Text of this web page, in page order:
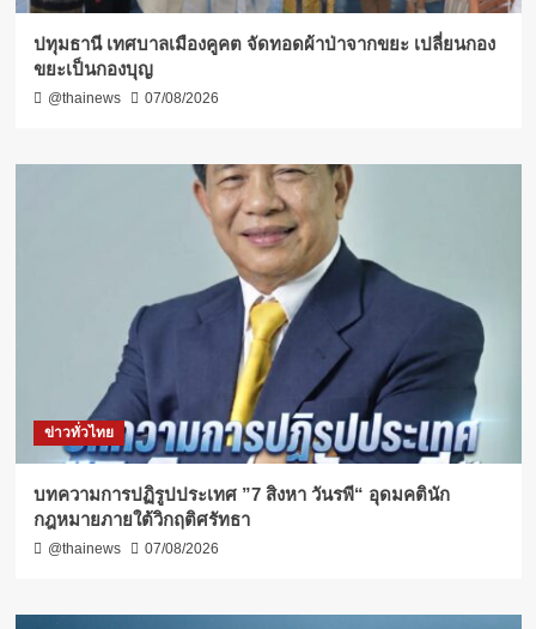
ปทุมธานี เทศบาลเมืองคูคต จัดทอดผ้าป่าจากขยะ เปลี่ยนกอง
ขยะเป็นกองบุญ
@thainews 07/08/2026
ข่าวทั่วไทย
บทความการปฏิรูปประเทศ ”7 สิงหา วันรพี“ อุดมคตินัก
กฎหมายภายใต้วิกฤติศรัทธา
@thainews 07/08/2026